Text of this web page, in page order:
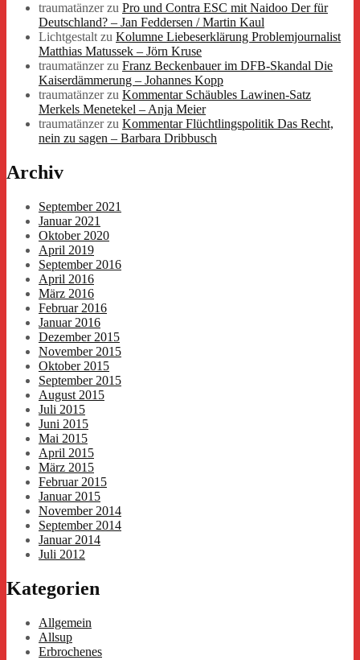
traumatänzerzu Pro und Contra ESC mit Naidoo Der für
Deutschland? – Jan Feddersen / Martin Kaul
Lichtgestaltzu Kolumne Liebeserklärung Problemjournalist
Matthias Matussek – Jörn Kruse
traumatänzerzu Franz Beckenbauer im DFB-Skandal Die
Kaiserdämmerung – Johannes Kopp
traumatänzerzu Kommentar Schäubles Lawinen-Satz
Merkels Menetekel – Anja Meier
traumatänzerzu Kommentar Flüchtlingspolitik Das Recht,
nein zu sagen – Barbara Dribbusch
Archiv
September 2021
Januar 2021
Oktober 2020
April 2019
September 2016
April 2016
März 2016
Februar 2016
Januar 2016
Dezember 2015
November 2015
Oktober 2015
September 2015
August 2015
Juli 2015
Juni 2015
Mai 2015
April 2015
März 2015
Februar 2015
Januar 2015
November 2014
September 2014
Januar 2014
Juli 2012
Kategorien
Allgemein
Allsup
Erbrochenes